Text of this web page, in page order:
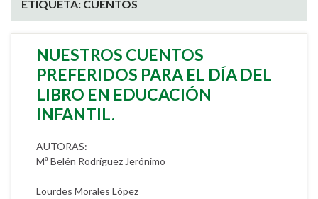
ETIQUETA: CUENTOS
NUESTROS CUENTOS
PREFERIDOS PARA EL DÍA DEL
LIBRO EN EDUCACIÓN
INFANTIL.
AUTORAS:
Mª Belén Rodríguez Jerónimo
Lourdes Morales López